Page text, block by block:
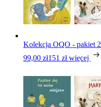
Kolekcja OQO - pakiet 2
99,00 zł151 zł więcej